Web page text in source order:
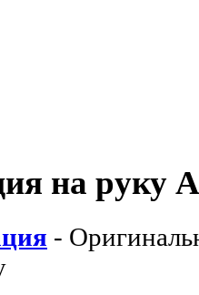
на руку
-